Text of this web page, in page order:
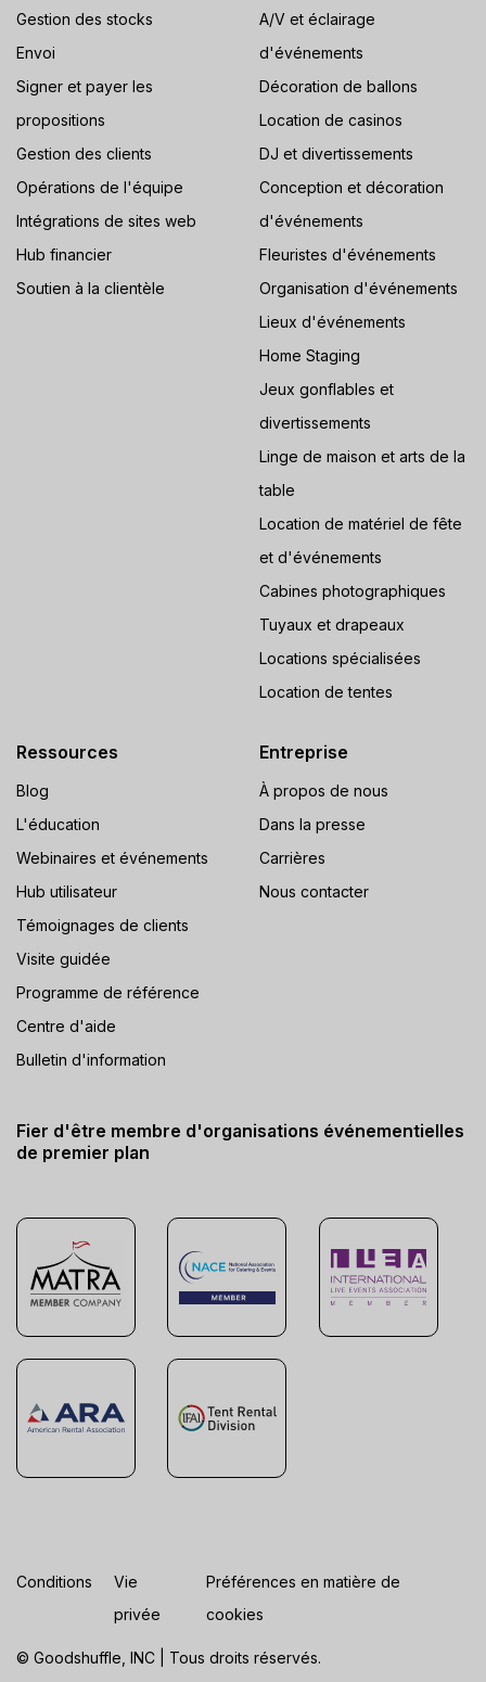
Gestion des stocks
Envoi
Signer et payer les
propositions
Gestion des clients
Opérations de l'équipe
Intégrations de sites web
Hub financier
Soutien à la clientèle
A/V et éclairage
d'événements
Décoration de ballons
Location de casinos
DJ et divertissements
Conception et décoration
d'événements
Fleuristes d'événements
Organisation d'événements
Lieux d'événements
Home Staging
Jeux gonflables et
divertissements
Linge de maison et arts de la
table
Location de matériel de fête
et d'événements
Cabines photographiques
Tuyaux et drapeaux
Locations spécialisées
Location de tentes
Ressources
Blog
L'éducation
Webinaires et événements
Hub utilisateur
Témoignages de clients
Visite guidée
Programme de référence
Centre d'aide
Bulletin d'information
Entreprise
À propos de nous
Dans la presse
Carrières
Nous contacter
Fier d'être membre d'organisations événementielles
de premier plan
© Goodshuffle, INC | Tous droits réservés.
Conditions
Vie
privée
Préférences en matière de
cookies